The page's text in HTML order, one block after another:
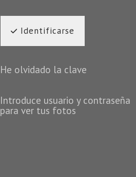
Identificarse
He olvidado la clave
Introduce usuario y contraseña
para ver tus fotos